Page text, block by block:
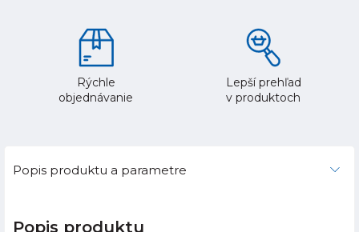
Rýchle
objednávanie
Lepší prehľad
v produktoch
Popis produktu a parametre
Popis produktu